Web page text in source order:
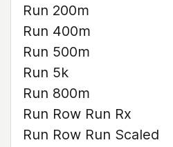
Run 200m
Run 400m
Run 500m
Run 5k
Run 800m
Run Row Run Rx
Run Row Run Scaled